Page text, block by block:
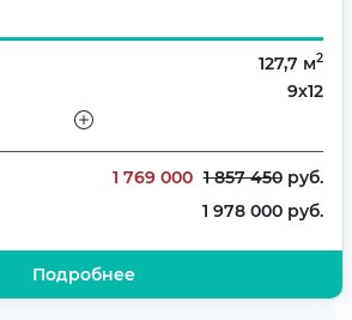
127,7 м2
9х12
3
1 769 000 1 857 450руб.
1 978 000 руб.
Подробнее